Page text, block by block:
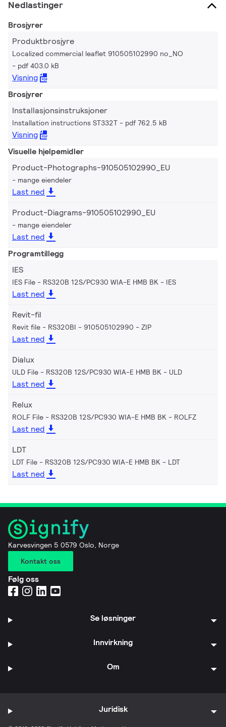
Nedlastinger
Brosjyrer
Produktbrosjyre
Localized commercial leaflet 910505102990 no_NO
pdf 403.0 kB
Visning
Brosjyrer
Installasjonsinstruksjoner
Installation instructions ST332T pdf 762.5 kB
Visning
Visuelle hjelpemidler
Product-Photographs-910505102990_EU
mange eiendeler
Last ned
Product-Diagrams-910505102990_EU
mange eiendeler
Last ned
Programtillegg
IES
IES File - RS320B 12S/PC930 WIA-E HMB BK IES
Last ned
Revit-fil
Revit file - RS320BI - 910505102990 ZIP
Last ned
Dialux
ULD File - RS320B 12S/PC930 WIA-E HMB BK ULD
Last ned
Relux
ROLF File - RS320B 12S/PC930 WIA-E HMB BK ROLFZ
Last ned
LDT
LDT File - RS320B 12S/PC930 WIA-E HMB BK LDT
Last ned
Karvesvingen 5 0579 Oslo, Norge
Kontakt oss
Følg oss
Se løsninger
Innvirkning
Om
Juridisk